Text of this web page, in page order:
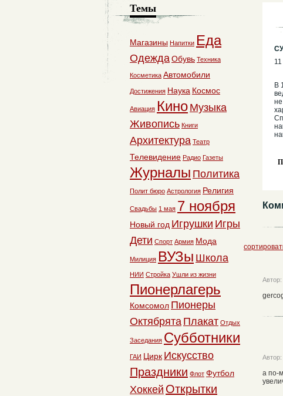
В
Автор:
Автор:
а по-
Темы
Магазины Напитки Еда
ОдеждаОбувь Техника
Косметика Автомобили
Достижения Наука Космос
Авиация Кино Музыка
Живопись Книги
Архитектура Театр
Телевидение Радио Газеты
Журналы Политика
Полит бюро Астрология Религия
Свадьбы 1 мая 7 ноября
Новый год Игрушки Игры
Дети Спорт Армия Мода
Милиция ВУЗы Школа
НИИ Стройка Ушли из жизни
Пионерлагерь
Комсомол Пионеры
Октябрята Плакат Отдых
Заседания Субботники
ГАИ Цирк Искусство
Праздники Флот Футбол
Хоккей Открытки